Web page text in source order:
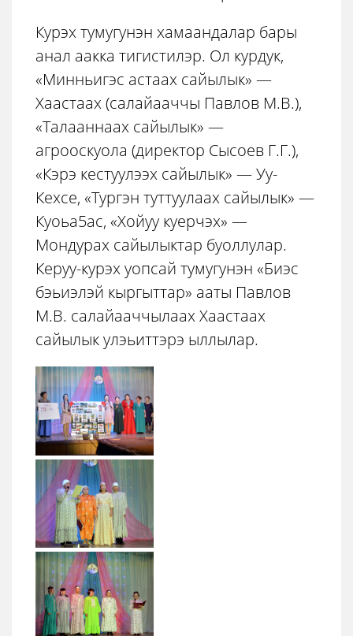
Курэх тумугунэн хамаандалар бары
анал аакка тигистилэр. Ол курдук,
«Минньигэс астаах сайылык» —
Хаастаах (салайааччы Павлов М.В.),
«Талааннаах сайылык» —
агрооскуола (директор Сысоев Г.Г.),
«Кэрэ кестуулээх сайылык» — Уу-
Кехсе, «Тургэн туттуулаах сайылык» —
Куоьа5ас, «Хойуу куерчэх» —
Мондурах сайылыктар буоллулар.
Керуу-курэх уопсай тумугунэн «Биэс
бэьиэлэй кыргыттар» ааты Павлов
М.В. салайааччылаах Хаастаах
сайылык улэьиттэрэ ыллылар.